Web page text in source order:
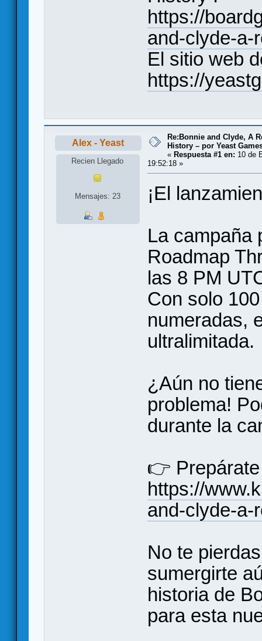
https://
and-clyde-a-
El sitio web
https://
Alex - Yeast
Recien Llegado
Mensajes: 23
Re:Bonnie and Clyde, A
History – por Yeast
« Respuesta #1 en: 10 de
19:52:18 »
¡El
La campaña
Roadmap
las 8 PM
Con solo
numeradas,
ultralimitada.
¿Aún no
problema!
durante la
👉
https://
and-clyde-a-
No te
sumergirte
historia de
para esta